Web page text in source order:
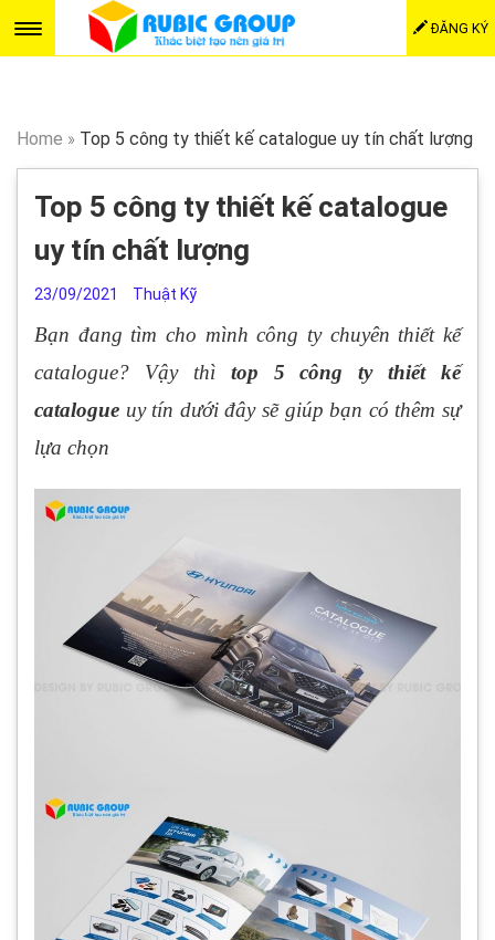
ĐĂNG KÝ
Home » Top 5 công ty thiết kế catalogue uy tín chất lượng
Top 5 công ty thiết kế catalogue
uy tín chất lượng
23/09/2021 Thuật Kỹ
Bạn đang tìm cho mình công ty chuyên thiết kế
catalogue? Vậy thì top 5 công ty thiết kế
catalogue uy tín dưới đây sẽ giúp bạn có thêm sự
lựa chọn